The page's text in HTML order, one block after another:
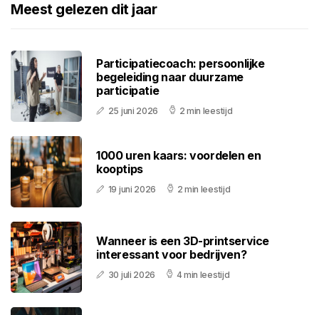
Meest gelezen dit jaar
Participatiecoach: persoonlijke
begeleiding naar duurzame
participatie
25 juni 2026 2 min leestijd
1000 uren kaars: voordelen en
kooptips
19 juni 2026 2 min leestijd
Wanneer is een 3D-printservice
interessant voor bedrijven?
30 juli 2026 4 min leestijd